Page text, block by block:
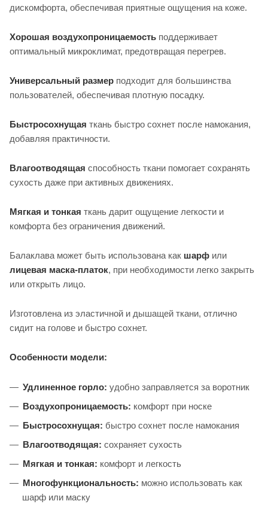
дискомфорта, обеспечивая приятные ощущения на коже.
Хорошая воздухопроницаемость поддерживает
оптимальный микроклимат, предотвращая перегрев.
Универсальный размер подходит для большинства
пользователей, обеспечивая плотную посадку.
Быстросохнущая ткань быстро сохнет после намокания,
добавляя практичности.
Влагоотводящая способность ткани помогает сохранять
сухость даже при активных движениях.
Мягкая и тонкая ткань дарит ощущение легкости и
комфорта без ограничения движений.
Балаклава может быть использована как шарф или
лицевая маска-платок, при необходимости легко закрыть
или открыть лицо.
Изготовлена из эластичной и дышащей ткани, отлично
сидит на голове и быстро сохнет.
Особенности модели:
Удлиненное горло: удобно заправляется за воротник
Воздухопроницаемость: комфорт при носке
Быстросохнущая: быстро сохнет после намокания
Влагоотводящая: сохраняет сухость
Мягкая и тонкая: комфорт и легкость
Многофункциональность: можно использовать как
шарф или маску